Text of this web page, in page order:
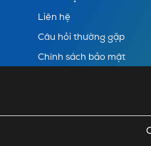
Liên hệ
Câu hỏi thường gặp
Chính sách bảo mật